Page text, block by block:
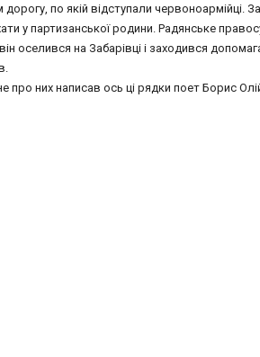
по якій відступали червоноармійці.
у партизанської родини. Радянське
оселився на Забарівці і заходився
них написав ось ці рядки поет Борис